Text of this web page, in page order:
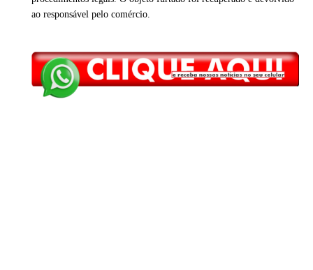
ao responsável pelo comércio.